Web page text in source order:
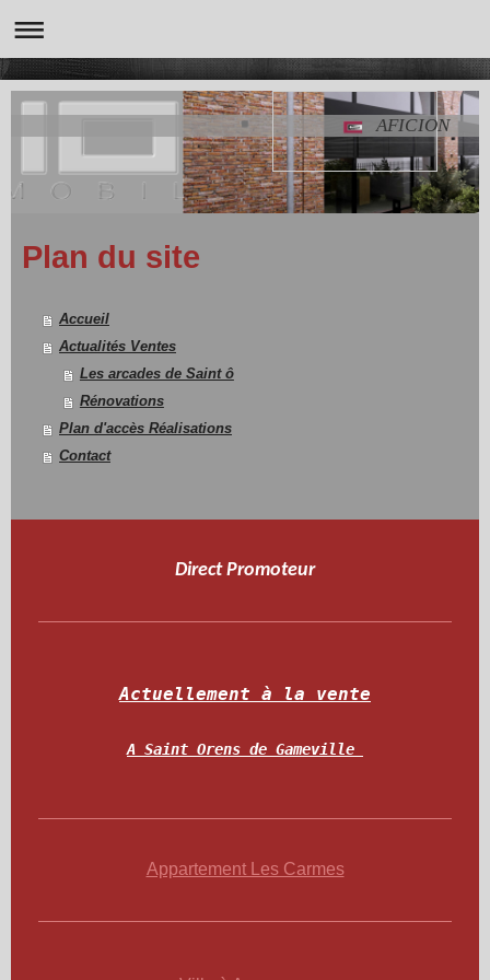
AFICION
Plan du site
Accueil
Actualités Ventes
Les arcades de Saint ô
Rénovations
Plan d'accès Réalisations
Contact
Direct Promoteur
Actuellement à la vente
A Saint Orens de Gameville
Appartement Les Carmes